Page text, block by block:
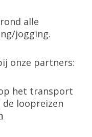
rond alle
jogging.
onze partners:
het transport
loopreizen